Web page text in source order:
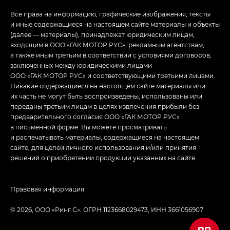
Все права на информацию, графические изображения, тексты
и иные содержащиеся на настоящем сайте материалы и объекты
(далее — материалы), принадлежат юридическим лицам,
входящим в ООО «ГАК МОТОР РУС», рекламным агентствам,
а также иным третьим в соответствии с условиями договоров,
заключенных между юридическими лицами
ООО «ГАК МОТОР РУС» и соответствующими третьими лицами.
Никакие содержащиеся на настоящем сайте материалы или
их часть не могут быть воспроизведены, использованы или
переданы третьим лицам в целях извлечения прибыли без
предварительного согласия ООО «ГАК МОТОР РУС»
в письменной форме. Вы можете просматривать
и распечатывать материалы, содержащиеся на настоящем
сайте, для целей личного использования и/или принятия
решений о приобретении продукции указанных на сайте.
© 2026, ООО «Ринг С». ОГРН 1123668029473, ИНН 3661056907
Правовая информация